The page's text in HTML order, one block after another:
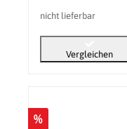
nicht lieferbar
Vergleichen
%